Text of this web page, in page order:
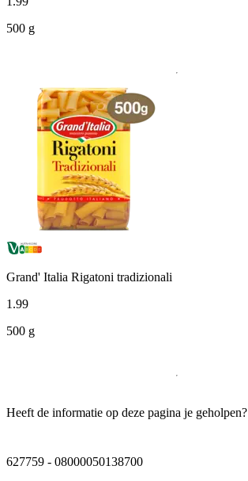
500 g
Grand' Italia Rigatoni tradizionali
1 .99
500 g
Heeft de informatie op deze pagina je geholpen?
627759 - 08000050138700